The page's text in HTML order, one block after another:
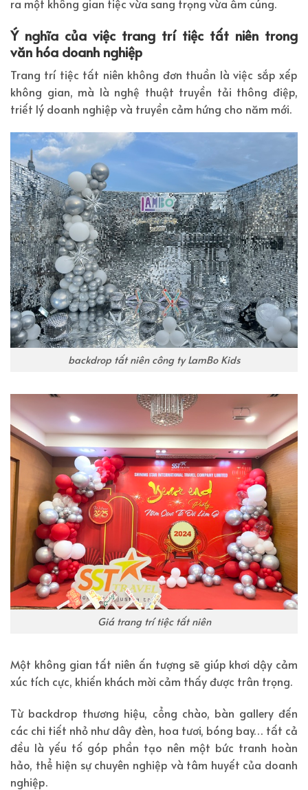
ra một không gian tiệc vừa sang trọng vừa ấm cúng.
Ý nghĩa của việc trang trí tiệc tất niên trong
văn hóa doanh nghiệp
Trang trí tiệc tất niên không đơn thuần là việc sắp xếp
không gian, mà là nghệ thuật truyền tải thông điệp,
triết lý doanh nghiệp và truyền cảm hứng cho năm mới.
backdrop tất niên công ty LamBo Kids
Giá trang trí tiệc tất niên
Một không gian tất niên ấn tượng sẽ giúp khơi dậy cảm
xúc tích cực, khiến khách mời cảm thấy được trân trọng.
Từ backdrop thương hiệu, cổng chào, bàn gallery đến
các chi tiết nhỏ như dây đèn, hoa tươi, bóng bay… tất cả
đều là yếu tố góp phần tạo nên một bức tranh hoàn
hảo, thể hiện sự chuyên nghiệp và tâm huyết của doanh
nghiệp.